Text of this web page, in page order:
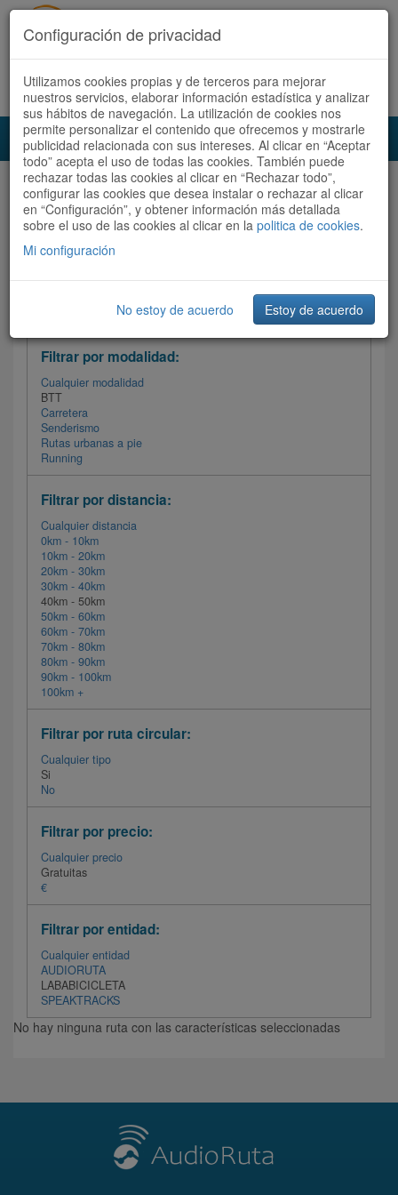
Acceder Registrate ahora Español | Català
Audioruta Todas las rutas
Todas las rutas
Ordenar por: Más recientes /
Filtrar las rutas
Filtrar por modalidad:
Cualquier modalidad
BTT
Carretera
Senderismo
Rutas urbanas a pie
Running
Filtrar por distancia:
Cualquier distancia
0km - 10km
10km - 20km
20km - 30km
30km - 40km
40km - 50km
50km - 60km
60km - 70km
70km - 80km
80km - 90km
90km - 100km
100km +
Filtrar por ruta circular:
Cualquier tipo
Si
No
Filtrar por precio:
Cualquier precio
Gratuitas
€
Filtrar por entidad:
Cualquier entidad
AUDIORUTA
LABABICICLETA
SPEAKTRACKS
No hay ninguna ruta con las características seleccionadas
Configuración de privacidad
Utilizamos cookies propias y de terceros para mejorar
nuestros servicios, elaborar información estadística y analizar
sus hábitos de navegación. La utilización de cookies nos
permite personalizar el contenido que ofrecemos y mostrarle
publicidad relacionada con sus intereses. Al clicar en “Aceptar
todo” acepta el uso de todas las cookies. También puede
rechazar todas las cookies al clicar en “Rechazar todo”,
configurar las cookies que desea instalar o rechazar al clicar
en “Configuración”, y obtener información más detallada
sobre el uso de las cookies al clicar en la politica de cookies.
Mi configuración
No estoy de acuerdo Estoy de acuerdo